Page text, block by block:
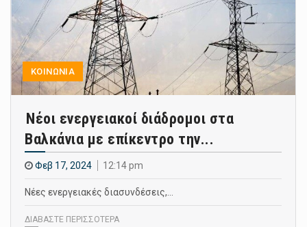
ΚΟΙΝΩΝΙΑ
Νέοι ενεργειακοί διάδρομοι στα
Βαλκάνια με επίκεντρο την...
Φεβ 17, 2024 12:14 pm
Νέες ενεργειακές διασυνδέσεις,…
ΔΙΑΒΑΣΤΕ ΠΕΡΙΣΣΟΤΕΡΑ